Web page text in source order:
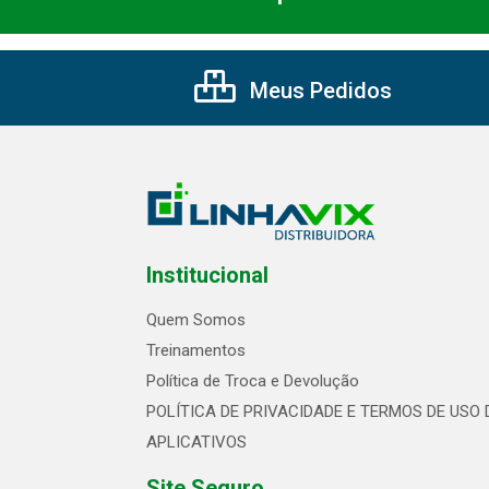
Meus Pedidos
Institucional
Quem Somos
Treinamentos
Política de Troca e Devolução
POLÍTICA DE PRIVACIDADE E TERMOS DE USO
APLICATIVOS